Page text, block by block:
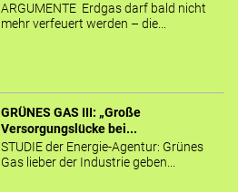
ARGUMENTE Erdgas darf bald nicht
mehr verfeuert werden – die...
GRÜNES GAS III: „Große
Versorgungslücke bei...
STUDIE der Energie-Agentur: Grünes
Gas lieber der Industrie geben...